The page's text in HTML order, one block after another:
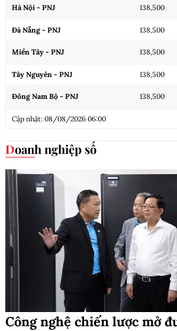
Hà Nội - PNJ 138,500
Đà Nẵng - PNJ 138,500
Miền Tây - PNJ 138,500
Tây Nguyên - PNJ 138,500
Đông Nam Bộ - PNJ 138,500
Cập nhật: 08/08/2026 06:00
Doanh nghiệp số
Công nghệ chiến lược mở